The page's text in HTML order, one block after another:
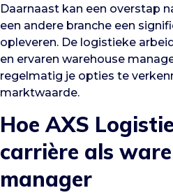
Daarnaast kan een overstap
een andere branche een
opleveren. De logistieke
en ervaren warehouse
regelmatig je opties te
marktwaarde.
Hoe AXS
carrière als
manager